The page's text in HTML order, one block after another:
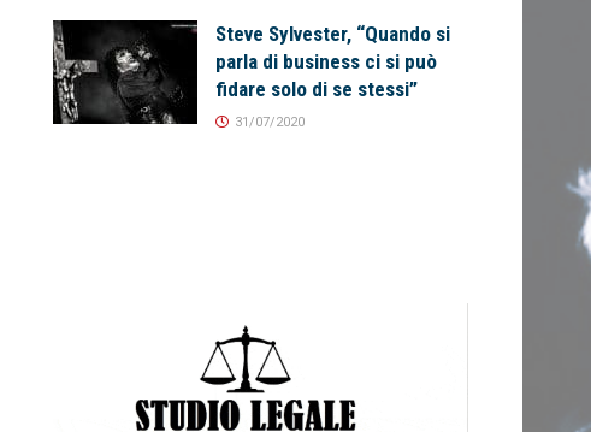
Steve Sylvester, “Quando si
parla di business ci si può
fidare solo di se stessi”
31/07/2020